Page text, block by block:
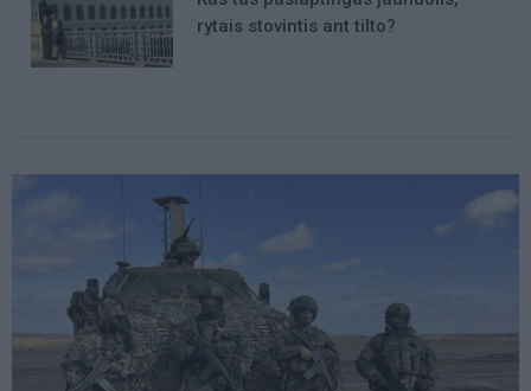
rytais stovintis ant tilto?